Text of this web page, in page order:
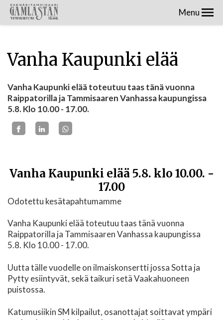
Menu
Vanha Kaupunki elää
Vanha Kaupunki elää toteutuu taas tänä vuonna
Raippatorilla ja Tammisaaren Vanhassa kaupungissa
5.8. Klo 10.00 - 17.00.
Vanha Kaupunki elää 5.8. klo 10.00. -
17.00
Odotettu kesätapahtumamme
Vanha Kaupunki elää toteutuu taas tänä vuonna
Raippatorilla ja Tammisaaren Vanhassa kaupungissa
5.8. Klo 10.00 - 17.00.
Uutta tälle vuodelle on ilmaiskonsertti jossa Sotta ja
Pytty esiintyvät, sekä taikuri setä Vaakahuoneen
puistossa.
Katumusiikin SM kilpailut, osanottajat soittavat ympäri